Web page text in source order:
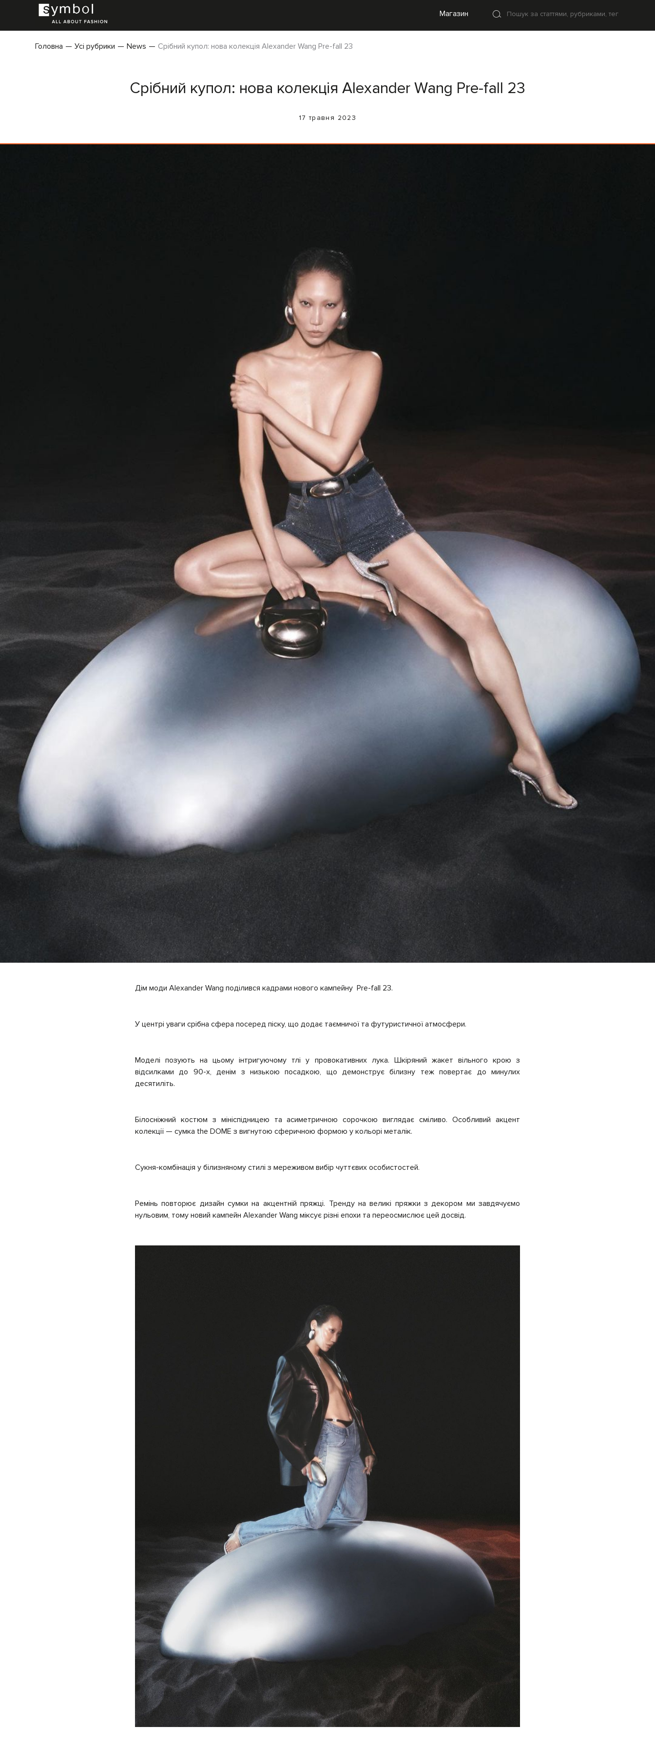
Магазин
Головна Усі рубрики News Срібний купол: нова колекція Alexander Wang Pre-fall 23
Срібний купол: нова колекція Alexander Wang Pre-fall 23
17 травня 2023
Дім моди Alexander Wang поділився кадрами нового кампейну Pre-fall 23.
У центрі уваги срібна сфера посеред піску, що додає таємничої та футуристичної атмосфери.
Моделі позують на цьому інтригуючому тлі у провокативних лука. Шкіряний жакет вільного крою з
відсилками до 90-х, денім з низькою посадкою, що демонструє білизну теж повертає до минулих
десятиліть.
Білосніжний костюм з мініспідницею та асиметричною сорочкою виглядає сміливо. Особливий акцент
колекції — сумка the DOME з вигнутою сферичною формою у кольорі металік.
Сукня-комбінація у білизняному стилі з мереживом вибір чуттєвих особистостей.
Ремінь повторює дизайн сумки на акцентній пряжці. Тренду на великі пряжки з декором ми завдячуємо
нульовим, тому новий кампейн Alexander Wang міксує різні епохи та переосмислює цей досвід.